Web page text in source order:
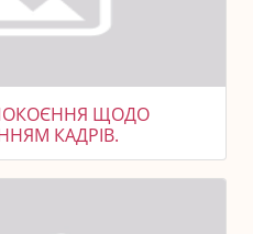
ЩОДО
КАДРІВ.